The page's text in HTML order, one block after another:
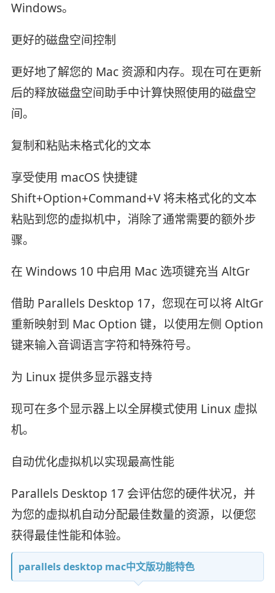
Windows。
更好的磁盘空间控制
更好地了解您的 Mac 资源和内存。现在可在更新
后的释放磁盘空间助手中计算快照使用的磁盘空
间。
复制和粘贴未格式化的文本
享受使用 macOS 快捷键
Shift+Option+Command+V 将未格式化的文本
粘贴到您的虚拟机中，消除了通常需要的额外步
骤。
在 Windows 10 中启用 Mac 选项键充当 AltGr
借助 Parallels Desktop 17，您现在可以将 AltGr
重新映射到 Mac Option 键，以使用左侧 Option
键来输入音调语言字符和特殊符号。
为 Linux 提供多显示器支持
现可在多个显示器上以全屏模式使用 Linux 虚拟
机。
自动优化虚拟机以实现最高性能
Parallels Desktop 17 会评估您的硬件状况，并
为您的虚拟机自动分配最佳数量的资源，以便您
获得最佳性能和体验。
parallels desktop mac中文版功能特色